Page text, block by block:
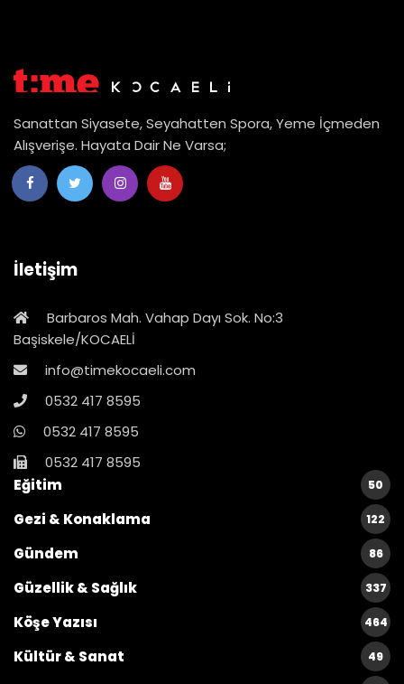
Sanattan Siyasete, Seyahatten Spora, Yeme İçmeden
Alışverişe. Hayata Dair Ne Varsa;
İletişim
Barbaros Mah. Vahap Dayı Sok. No:3
Başiskele/KOCAELİ
info@timekocaeli.com
0532 417 8595
0532 417 8595
0532 417 8595
Eğitim
50
Gezi & Konaklama 122
Gündem 86
Güzellik & Sağlık 337
Köşe Yazısı 464
Kültür & Sanat 49